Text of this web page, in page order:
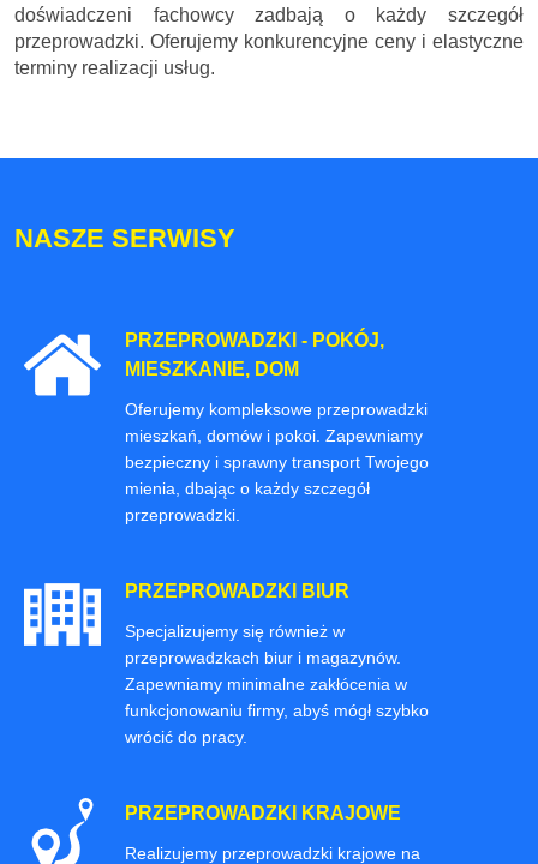
doświadczeni fachowcy zadbają o każdy szczegół
przeprowadzki. Oferujemy konkurencyjne ceny i elastyczne
terminy realizacji usług.
NASZE SERWISY
PRZEPROWADZKI - POKÓJ,
MIESZKANIE, DOM
Oferujemy kompleksowe przeprowadzki
mieszkań, domów i pokoi. Zapewniamy
bezpieczny i sprawny transport Twojego
mienia, dbając o każdy szczegół
przeprowadzki.
PRZEPROWADZKI BIUR
Specjalizujemy się również w
przeprowadzkach biur i magazynów.
Zapewniamy minimalne zakłócenia w
funkcjonowaniu firmy, abyś mógł szybko
wrócić do pracy.
PRZEPROWADZKI KRAJOWE
Realizujemy przeprowadzki krajowe na